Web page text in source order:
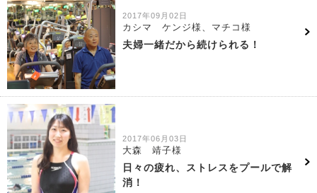
2017年09月02日
カシマ ケンジ様、マチコ様
夫婦一緒だから続けられる！
2017年06月03日
大森 靖子様
日々の疲れ、ストレスをプールで解
消！